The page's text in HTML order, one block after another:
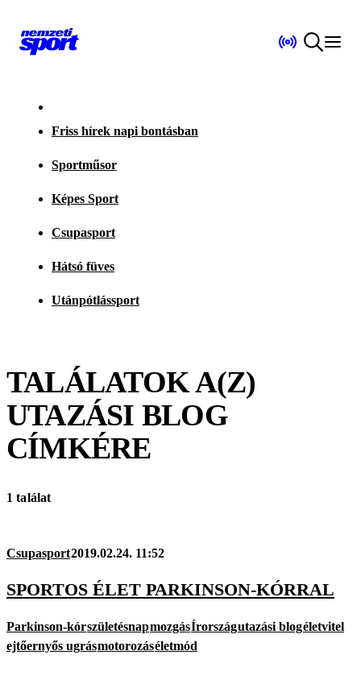
Friss hírek napi bontásban
Sportműsor
Képes Sport
Csupasport
Hátsó füves
Utánpótlássport
TALÁLATOK A(Z)
UTAZÁSI BLOG
CÍMKÉRE
1 találat
Csupasport2019.02.24. 11:52
SPORTOS ÉLET PARKINSON-KÓRRAL
Parkinson-kórszületésnapmozgásÍrországutazási blogéletvitel
ejtőernyős ugrásmotorozáséletmód